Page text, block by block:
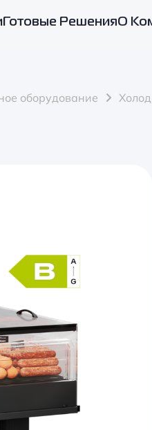
Готовые РешенияО
оборудование